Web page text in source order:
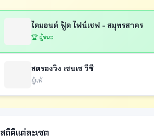
ไดมอนด์ ฟู้ด ไฟน์เชฟ - สมุทรสาคร
🏆 ผู้ชนะ
สตรองวิง เซนเซ วีซี
ผู้แพ้
สถิติแต่ละเซต